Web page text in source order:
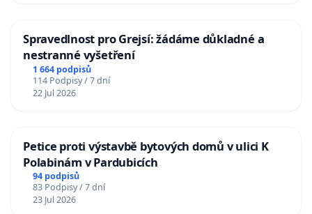
Spravedlnost pro Grejsí: žádáme důkladné a
nestranné vyšetření
1 664 podpisů
114 Podpisy / 7 dní
22 Jul 2026
Petice proti výstavbě bytových domů v ulici K
Polabinám v Pardubicích
94 podpisů
83 Podpisy / 7 dní
23 Jul 2026